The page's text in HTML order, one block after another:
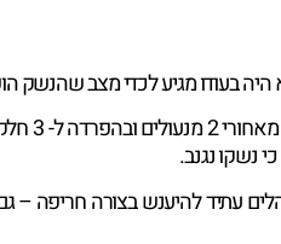
בעודו מגיע לכדי מצב שהנשק
לדוגמה,
נשקו נגנב.
עתיד להיענש בצורה